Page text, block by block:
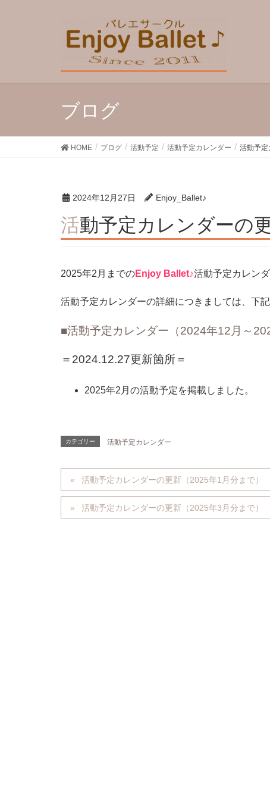
ブログ
HOME ブログ 活動予定 活動予定カレンダー 活動予定
2024年12月27日 Enjoy_Ballet♪
活動予定カレンダーの
2025年2月までのEnjoy Ballet♪活動予定カレン
活動予定カレンダーの詳細につきましては、下記
■活動予定カレンダー（2024年12月～
＝2024.12.27更新箇所＝
2025年2月の活動予定を掲載しました。
カテゴリー 活動予定カレンダー
活動予定カレンダーの更新（2025年1月分まで）
活動予定カレンダーの更新（2025年3月分まで）